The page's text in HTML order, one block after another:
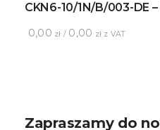
CKN6-10/1N/B/003-DE
0,00 zł / 0,00 zł z VAT
Zapraszamy do